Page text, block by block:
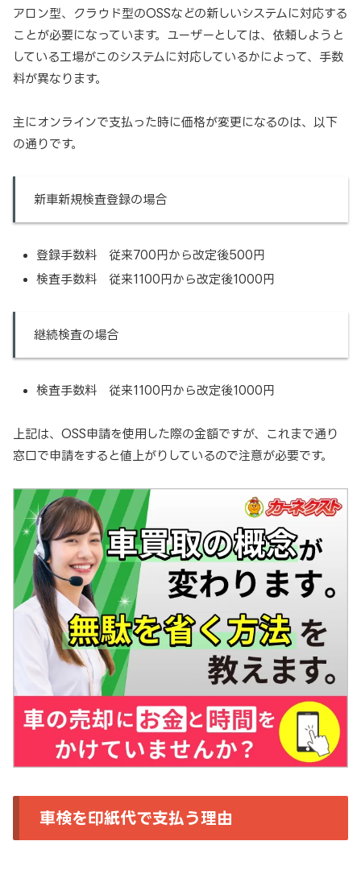
アロン型、クラウド型のOSSなどの新しいシステムに対応する
ことが必要になっています。ユーザーとしては、依頼しようと
している工場がこのシステムに対応しているかによって、手数
料が異なります。
主にオンラインで支払った時に価格が変更になるのは、以下
の通りです。
新車新規検査登録の場合
登録手数料 従来700円から改定後500円
検査手数料 従来1100円から改定後1000円
継続検査の場合
検査手数料 従来1100円から改定後1000円
上記は、OSS申請を使用した際の金額ですが、これまで通り
窓口で申請をすると値上がりしているので注意が必要です。
車検を印紙代で支払う理由